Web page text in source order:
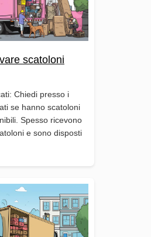
scatoloni
Chiedi presso i
se hanno scatoloni
Spesso ricevono
e sono disposti